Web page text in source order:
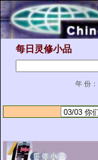
每日灵修小品
年 份：